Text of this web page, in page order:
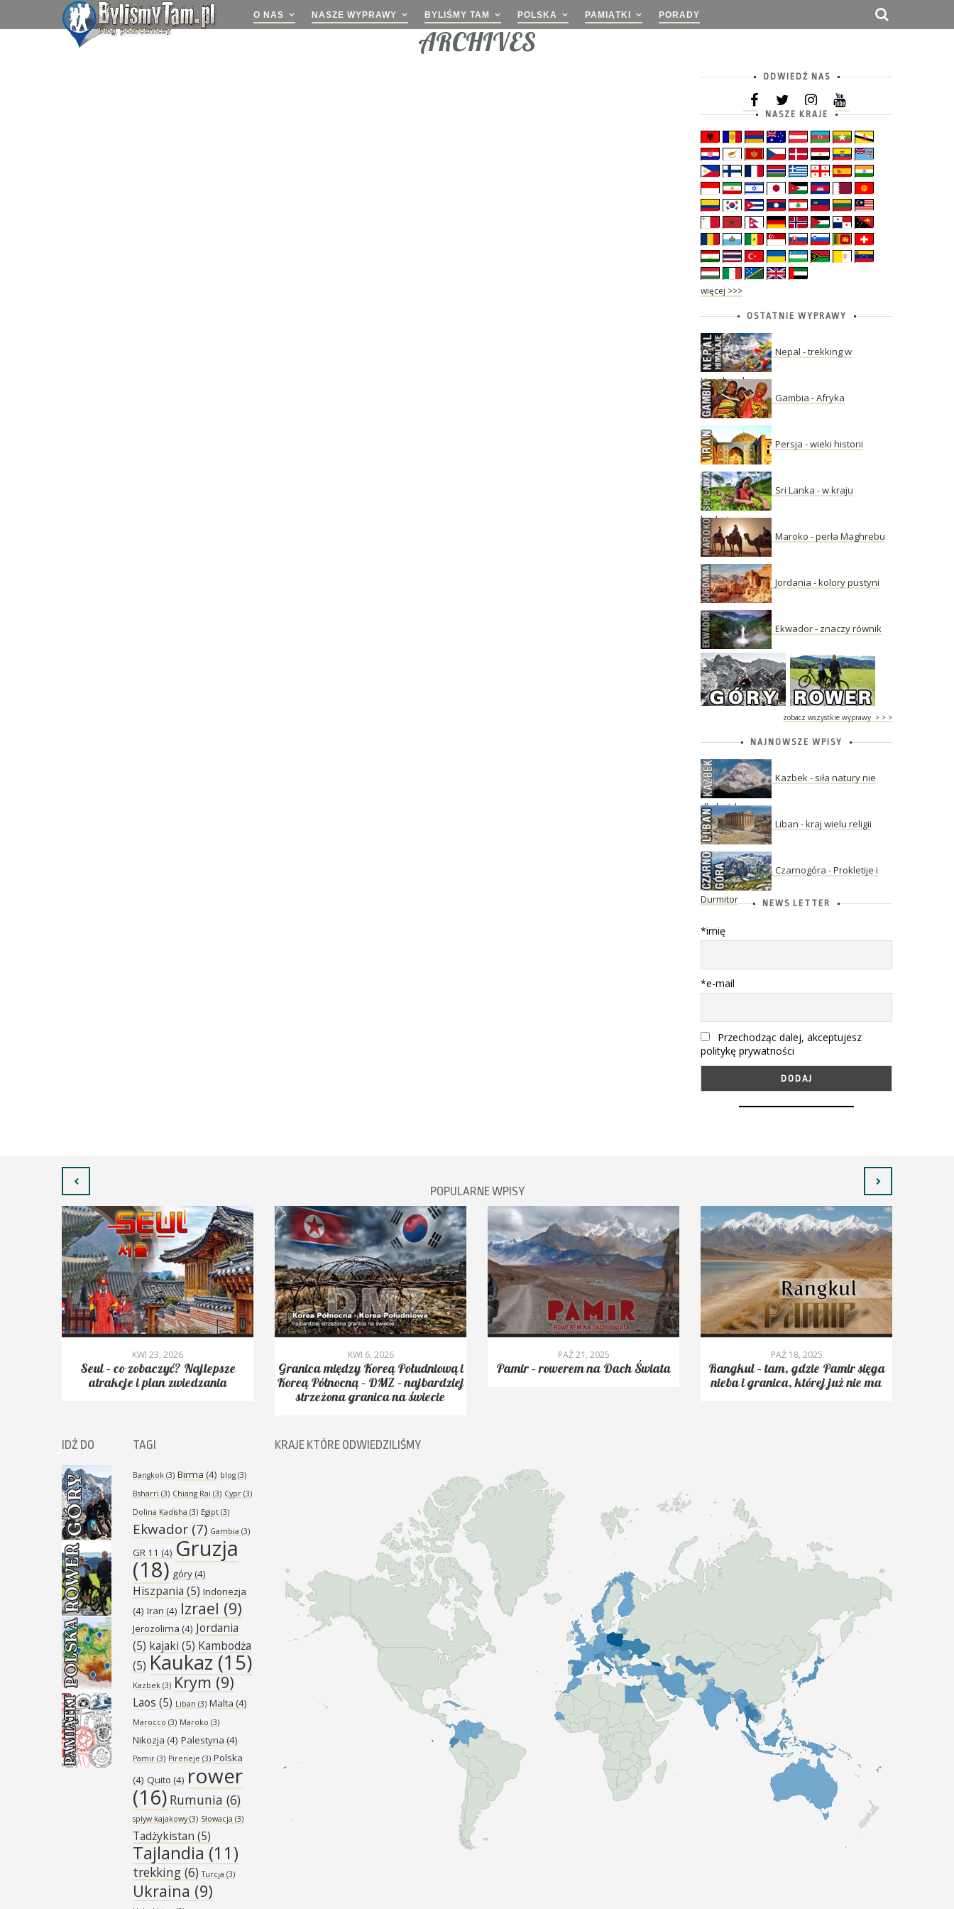
O NAS NASZE WYPRAWY BYLIŚMY TAM POLSKA PAMIĄTKI PORADY
ARCHIVES
ODWIEDŹ NAS
NASZE KRAJE
więcej >>>
OSTATNIE WYPRAWY
Nepal - trekking w
Himalajach
Gambia - Afryka
Persja - wieki historii
Sri Lanka - w kraju
herbaty
Maroko - perła Maghrebu
Jordania - kolory pustyni
Ekwador - znaczy równik
zobacz wszystkie wyprawy > > >
NAJNOWSZE WPISY
Kazbek - siła natury nie
dla każdego
Liban - kraj wielu religii
Czarnogóra - Prokletije i
Durmitor NEWS LETTER
*imię
*e-mail
Przechodząc dalej, akceptujesz
politykę prywatności
POPULARNE WPISY
KWI 23, 2026
Seul – co zobaczyć? Najlepsze
atrakcje i plan zwiedzania
KWI 6, 2026
Granica między Koreą Południową i
Koreą Północną – DMZ – najbardziej
strzeżona granica na świecie
PAŹ 21, 2025
Pamir – rowerem na Dach Świata
PAŹ 18, 2025
Rangkul – tam, gdzie Pamir sięga
nieba i granica, której już nie ma
IDŹ DO TAGI
Bangkok (3) Birma (4) blog (3)
Bsharri (3) Chiang Rai (3) Cypr (3)
Dolina Kadisha (3) Egipt (3)
Ekwador (7) Gambia (3)
GR 11 (4) Gruzja
(18) góry(4)
Hiszpania (5) Indonezja
(4) Iran (4) Izrael (9)
Jerozolima (4) Jordania
(5) kajaki (5) Kambodża
(5) Kaukaz(15)
Kazbek (3) Krym(9)
Laos (5) Liban (3) Malta (4)
Marocco (3) Maroko (3)
Nikozja (4) Palestyna (4)
Pamir (3) Pireneje (3) Polska
(4) Quito (4) rower
(16) Rumunia (6)
spływ kajakowy(3) Słowacja (3)
Tadżykistan (5)
Tajlandia (11)
trekking (6) Turcja (3)
Ukraina (9)
KRAJE KTÓRE ODWIEDZILIŚMY